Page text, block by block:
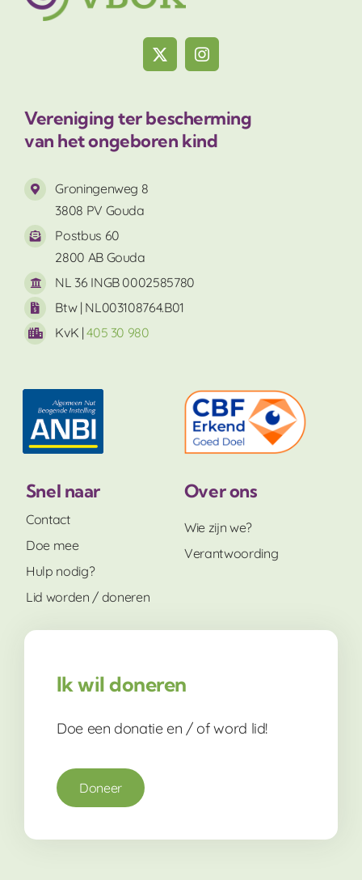
Vereniging ter bescherming
van het ongeboren kind
Groningenweg 8
3808 PV Gouda
Postbus 60
2800 AB Gouda
NL 36 INGB 0002585780
Btw | NL003108764.B01
KvK |405 30 980
Snel naar
Contact
Doe mee
Hulp nodig?
Lid worden / doneren
Over ons
Wie zijn we?
Verantwoording
Ik wil doneren
Doe een donatie en / of word lid!
Doneer